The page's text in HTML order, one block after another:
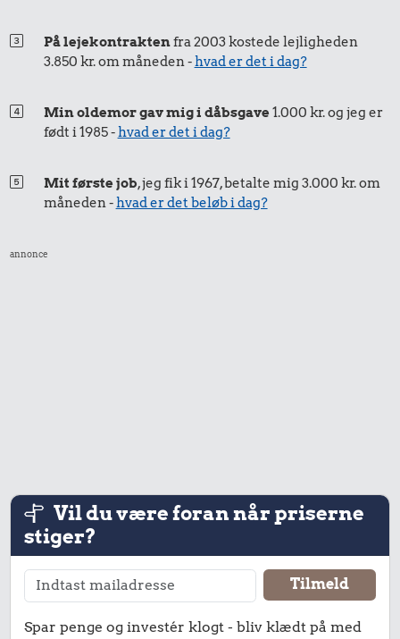
På lejekontraktenfra 2003 kostede lejligheden
3.850 kr. om måneden -hvad er det i dag?
Min oldemor gav mig i dåbsgave1.000 kr. og jeg er
født i 1985 -hvad er det i dag?
Mit første job, jeg fik i 1967, betalte mig 3.000 kr. om
måneden -hvad er det beløb i dag?
annonce
Vil du være foran når priserne
stiger?
Spar penge og investér klogt - bliv klædt på med